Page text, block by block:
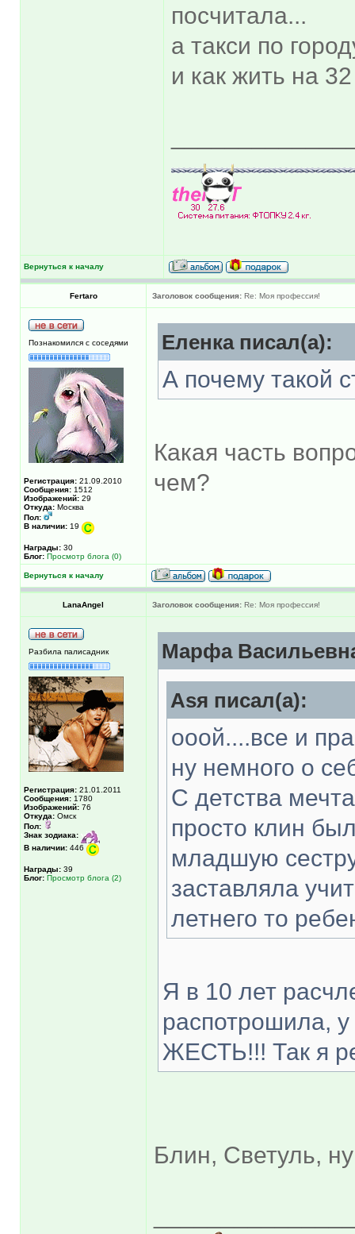
посчитала...
а такси по
и как жить на
Вернуться к началу
Fertaro Заголовок сообщения: Re: Моя профессия!
Познакомился с соседями
Регистрация: 21.09.2010
Сообщения: 1512
Изображений: 29
Откуда: Москва
Пол:
В наличии: 19
Награды: 30
Блог: Просмотр блога (0)
Еленка писал(а):
А почему такой
Какая часть
чем?
Вернуться к началу
LanaAngel Заголовок сообщения: Re: Моя профессия!
Разбила палисадник
Регистрация: 21.01.2011
Сообщения: 1780
Изображений: 76
Откуда: Омск
Пол:
Знак зодиака:
В наличии: 446
Награды: 39
Блог: Просмотр блога (2)
Марфа
Asя писал(а):
ооой....все и
ну немного о
С детства
просто клин
младшую
заставляла
летнего то
Я в 10 лет
распотрошила,
ЖЕСТЬ!!! Так я
Блин, Светуль,